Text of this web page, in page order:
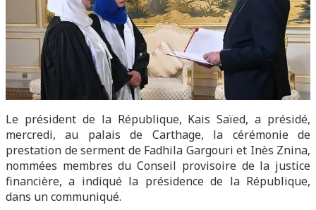
Le président de la République, Kais Saïed, a présidé,
mercredi, au palais de Carthage, la cérémonie de
prestation de serment de Fadhila Gargouri et Inès Znina,
nommées membres du Conseil provisoire de la justice
financière, a indiqué la présidence de la République,
dans un communiqué.